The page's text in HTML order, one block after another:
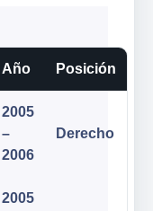
Año Posición
2005
–
2006
Derecho
2005